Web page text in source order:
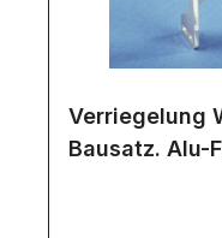
Verriegelung
Bausatz. Alu-